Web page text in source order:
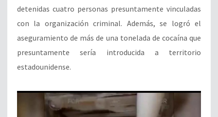
detenidas cuatro personas presuntamente vinculadas
con la organización criminal. Además, se logró el
aseguramiento de más de una tonelada de cocaína que
presuntamente sería introducida a territorio
estadounidense.